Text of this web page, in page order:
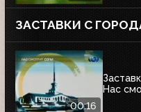
ЗАСТАВКИ С
00:16
Нас